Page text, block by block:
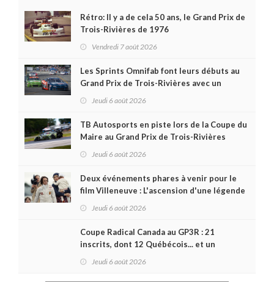
Rétro: Il y a de cela 50 ans, le Grand Prix de
Trois-Rivières de 1976
Vendredi 7 août 2026
Les Sprints Omnifab font leurs débuts au
Grand Prix de Trois-Rivières avec un
Jeudi 6 août 2026
TB Autosports en piste lors de la Coupe du
Maire au Grand Prix de Trois-Rivières
Jeudi 6 août 2026
Deux événements phares à venir pour le
film Villeneuve : L'ascension d'une légende
Jeudi 6 août 2026
Coupe Radical Canada au GP3R : 21
inscrits, dont 12 Québécois... et un
Jeudi 6 août 2026